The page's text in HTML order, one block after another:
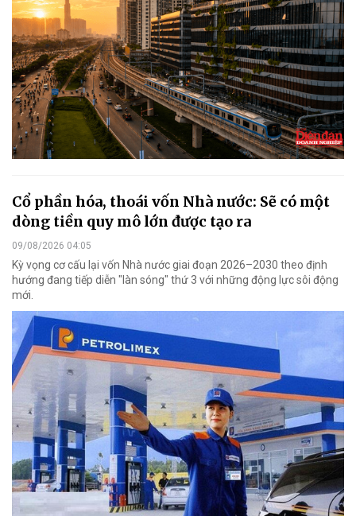
Cổ phần hóa, thoái vốn Nhà nước: Sẽ có một
dòng tiền quy mô lớn được tạo ra
09/08/2026 04:05
Kỳ vọng cơ cấu lại vốn Nhà nước giai đoạn 2026–2030 theo định
hướng đang tiếp diễn "làn sóng" thứ 3 với những động lực sôi động
mới.